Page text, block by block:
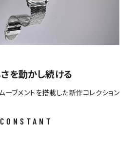
を動かし続ける
ーブメントを搭載した新作コレクション